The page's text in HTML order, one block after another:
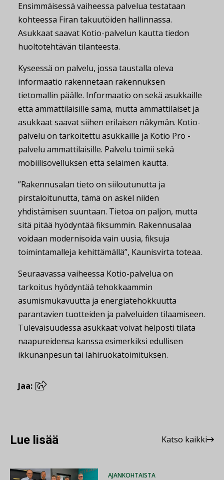
Ensimmäisessä vaiheessa palvelua testataan
kohteessa Firan takuutöiden hallinnassa.
Asukkaat saavat Kotio-palvelun kautta tiedon
huoltotehtävän tilanteesta.
Kyseessä on palvelu, jossa taustalla oleva
informaatio rakennetaan rakennuksen
tietomallin päälle. Informaatio on sekä asukkaille
että ammattilaisille sama, mutta ammattilaiset ja
asukkaat saavat siihen erilaisen näkymän. Kotio-
palvelu on tarkoitettu asukkaille ja Kotio Pro -
palvelu ammattilaisille. Palvelu toimii sekä
mobiilisovelluksen että selaimen kautta.
”Rakennusalan tieto on siiloutunutta ja
pirstaloitunutta, tämä on askel niiden
yhdistämisen suuntaan. Tietoa on paljon, mutta
sitä pitää hyödyntää fiksummin. Rakennusalaa
voidaan modernisoida vain uusia, fiksuja
toimintamalleja kehittämällä”, Kaunisvirta toteaa.
Seuraavassa vaiheessa Kotio-palvelua on
tarkoitus hyödyntää tehokkaammin
asumismukavuutta ja energiatehokkuutta
parantavien tuotteiden ja palveluiden tilaamiseen.
Tulevaisuudessa asukkaat voivat helposti tilata
naapureidensa kanssa esimerkiksi edullisen
ikkunanpesun tai lähiruokatoimituksen.
Jaa:
Lue lisää Katso kaikki
AJANKOHTAISTA